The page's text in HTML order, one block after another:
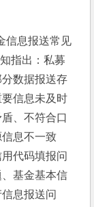
信息报送常见
指出：私募
数据报送存
信息未及时
、不符合口
息不一致
代码填报问
基金基本信
息报送问